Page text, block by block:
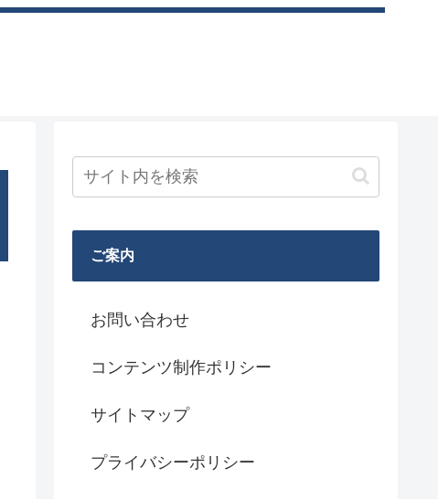
ご案内
お問い合わせ
コンテンツ制作ポリシー
サイトマップ
プライバシーポリシー